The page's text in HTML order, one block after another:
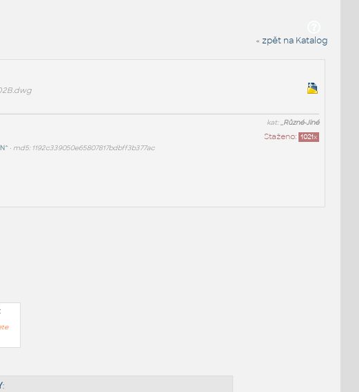
« zpět na Katalog
kat:_Různé-Jiné
Staženo: 1021x
• md5: 1192c339050e65807817bdbff3b377ac